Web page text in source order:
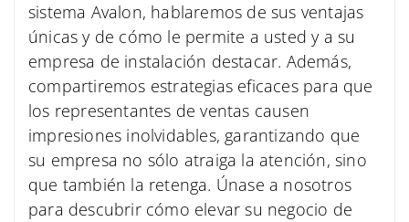
sistema Avalon, hablaremos de sus ventajas
únicas y de cómo le permite a usted y a su
empresa de instalación destacar. Además,
compartiremos estrategias eficaces para que
los representantes de ventas causen
impresiones inolvidables, garantizando que
su empresa no sólo atraiga la atención, sino
que también la retenga. Únase a nosotros
para descubrir cómo elevar su negocio de